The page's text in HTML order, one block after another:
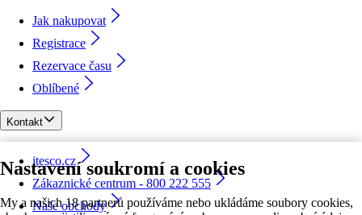
Nastavení soukromí a cookies
My a našich 18 partnerů používáme nebo ukládáme soubory cookies,
Jak nakupovat
Registrace
Rezervace času
Oblíbené
Kontakt
itesco.cz
Zákaznické centrum - 800 222 555
Naše obchody